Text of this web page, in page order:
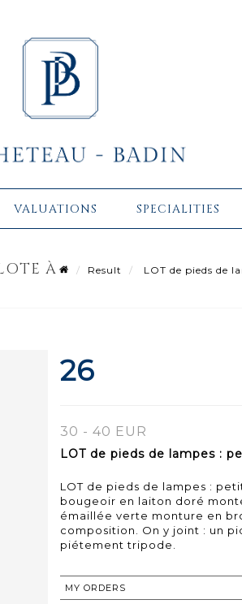
VALUATIONS SPECIALITIES
À Result
LOT de pieds de
26
30 - 40 EUR
LOT de pieds de lampes :
LOT de pieds de lampes :
bougeoir en laiton doré
émaillée verte monture en
composition. On y joint : un
piétement tripode.
MY ORDERS